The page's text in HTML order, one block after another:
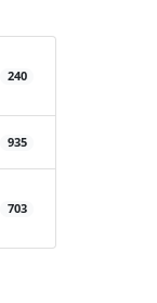
240
935
703